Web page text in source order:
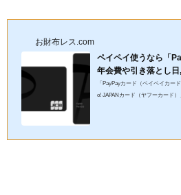
お財布レス.com
ペイペイ使うなら「
年会費や引き落とし
「PayPayカード（ペイペイカー
o! JAPANカード（ヤフーカード）